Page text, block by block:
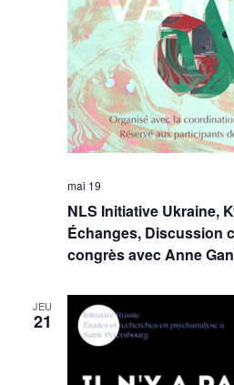
NLS Initiative Ukraine,
Échanges, Discussion
congrès avec Anne
mai 19
JEU
21